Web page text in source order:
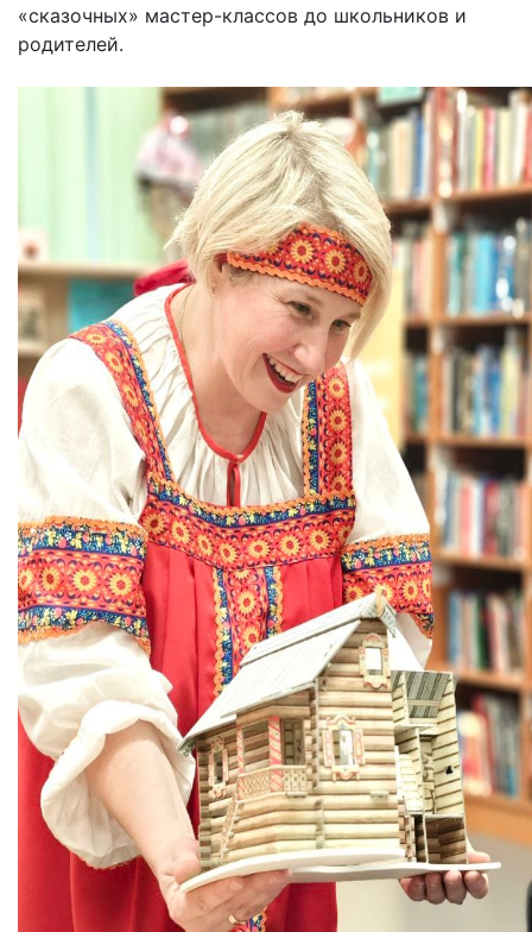
«сказочных» мастер-классов до школьников и
родителей.